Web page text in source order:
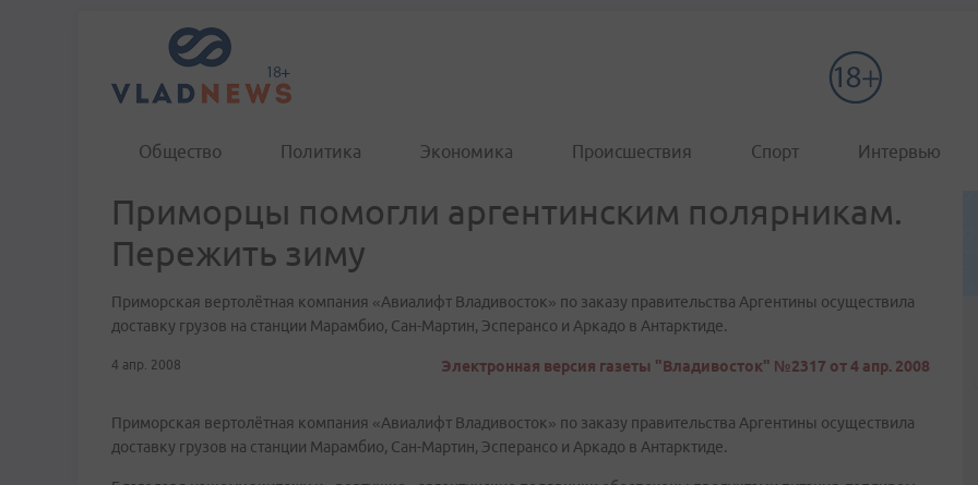
Общество Политика Экономика Происшествия Спорт Интервью
Приморцы помогли аргентинским полярникам.
Пережить зиму
Приморская вертолётная компания «Авиалифт Владивосток» по заказу правительства Аргентины осуществила
доставку грузов на станции Марамбио, Сан-Мартин, Эсперансо и Аркадо в Антарктиде.
4 апр. 2008 Электронная версия газеты "Владивосток" №2317 от 4 апр. 2008
Приморская вертолётная компания «Авиалифт Владивосток» по заказу правительства Аргентины осуществила
доставку грузов на станции Марамбио, Сан-Мартин, Эсперансо и Аркадо в Антарктиде.